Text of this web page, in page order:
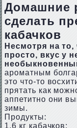
Домашние
сделать
кабачков
Несмотря на то,
просто, вкус у
ароматным
это что-то
прятать как
аппетитно они
зимы.
Продукты:
1,6 кг кабачков;